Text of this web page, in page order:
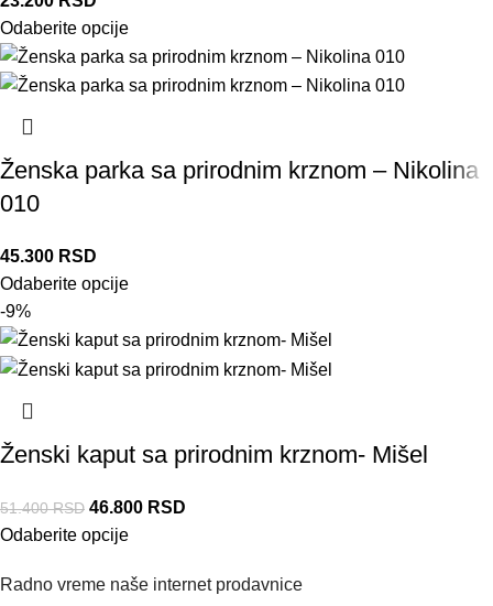
Odaberite opcije
Ženska parka sa prirodnim krznom – Nikolina
010
45.300 RSD
Odaberite opcije
-9%
Ženski kaput sa prirodnim krznom- Mišel
51.400RSD 46.800 RSD
Odaberite opcije
Radno vreme naše internet prodavnice